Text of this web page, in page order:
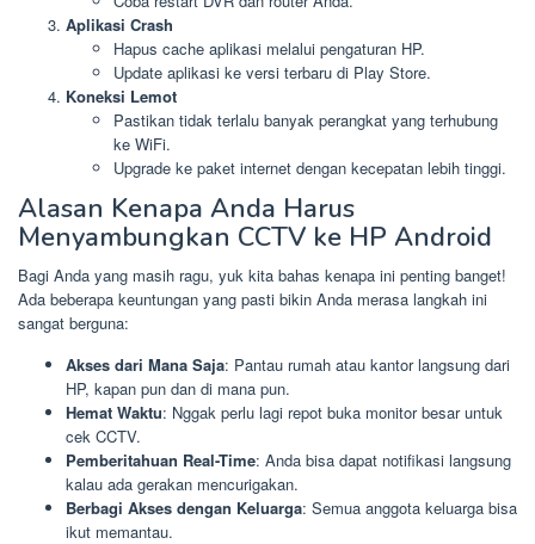
Aplikasi Crash
Hapus cache aplikasi melalui pengaturan HP.
Update aplikasi ke versi terbaru di Play Store.
Koneksi Lemot
Pastikan tidak terlalu banyak perangkat yang terhubung
ke WiFi.
Upgrade ke paket internet dengan kecepatan lebih tinggi.
Alasan Kenapa Anda Harus
Menyambungkan CCTV ke HP Android
Bagi Anda yang masih ragu, yuk kita bahas kenapa ini penting banget!
Ada beberapa keuntungan yang pasti bikin Anda merasa langkah ini
sangat berguna:
Akses dari Mana Saja: Pantau rumah atau kantor langsung dari
HP, kapan pun dan di mana pun.
Hemat Waktu: Nggak perlu lagi repot buka monitor besar untuk
cek CCTV.
Pemberitahuan Real-Time: Anda bisa dapat notifikasi langsung
kalau ada gerakan mencurigakan.
Berbagi Akses dengan Keluarga: Semua anggota keluarga bisa
ikut memantau.